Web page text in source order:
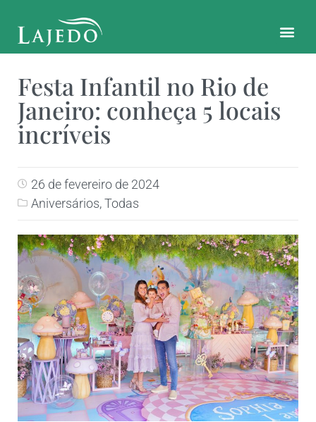
Festa Infantil no Rio de
Janeiro: conheça 5 locais
incríveis
26 de fevereiro de 2024
Aniversários,Todas